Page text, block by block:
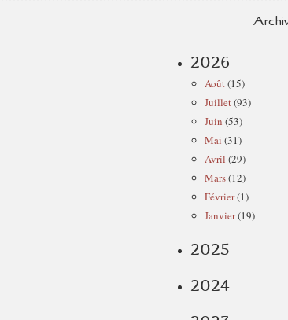
2026
Août(15)
Juillet(93)
Juin (53)
Mai (31)
Avril (29)
Mars(12)
Février(1)
Janvier(19)
2025
2024